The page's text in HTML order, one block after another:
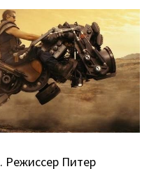
. Режиссер Питер